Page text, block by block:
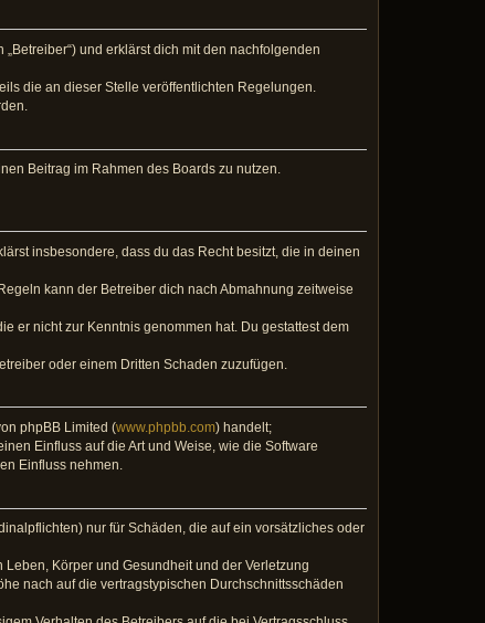
und erklärst dich mit den nachfolgenden
die an dieser Stelle veröffentlichten Regelungen.
Beitrag im Rahmen des Boards zu nutzen.
insbesondere, dass du das Recht besitzt, die in deinen
kann der Betreiber dich nach Abmahnung zeitweise
er nicht zur Kenntnis genommen hat. Du gestattest dem
oder einem Dritten Schaden zuzufügen.
phpBB Limited (www.phpbb.com) handelt;
Einfluss auf die Art und Weise, wie die Software
Einfluss nehmen.
nur für Schäden, die auf ein vorsätzliches oder
Körper und Gesundheit und der Verletzung
nach auf die vertragstypischen Durchschnittsschäden